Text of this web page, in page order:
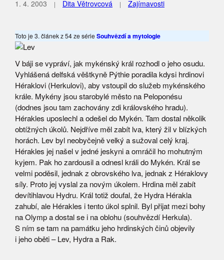
1. 4. 2003 Dita Větrovcová Zajímavosti
Toto je 3. článek z 54 ze sérieSouhvězdí a mytologie
V báji se vypráví, jak mykénský král rozhodl o jeho osudu.
Vyhlášená delfská věštkyně Pýthie poradila kdysi hrdinovi
Héraklovi (Herkulovi), aby vstoupil do služeb mykénského
krále. Mykény jsou starobylé město na Peloponésu
(dodnes jsou tam zachovány zdi královského hradu).
Hérakles uposlechl a odešel do Mykén. Tam dostal několik
obtížných úkolů. Nejdříve měl zabít lva, který žil v blízkých
horách. Lev byl neobyčejně velký a sužoval celý kraj.
Hérakles jej našel v jedné jeskyni a omráčil ho mohutným
kyjem. Pak ho zardousil a odnesl králi do Mykén. Král se
velmi poděsil, jednak z obrovského lva, jednak z Héraklovy
síly. Proto jej vyslal za novým úkolem. Hrdina měl zabít
devítihlavou Hydru. Král totiž doufal, že Hydra Hérakla
zahubí, ale Hérakles i tento úkol splnil. Byl přijat mezi bohy
na Olymp a dostal se i na oblohu (souhvězdí Herkula).
S ním se tam na památku jeho hrdinských činů objevily
i jeho oběti – Lev, Hydra a Rak.